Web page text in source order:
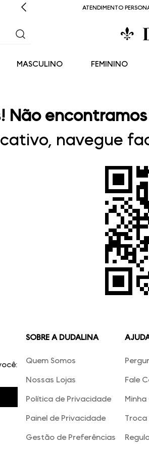
ATENDIMENTO
MASCULINO FEMININO
Não
navegue
SOBRE A DUDALINA
Quem Somos
Nossas Lojas
Política de Privacidade
Painel de Privacidade
Gestão de Preferências
Fale
Troca